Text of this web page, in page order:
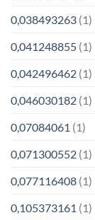
0,038493263 (1)
0,041248855 (1)
0,042496462 (1)
0,046030182 (1)
0,07084061 (1)
0,071300552 (1)
0,077116408 (1)
0,105373161 (1)